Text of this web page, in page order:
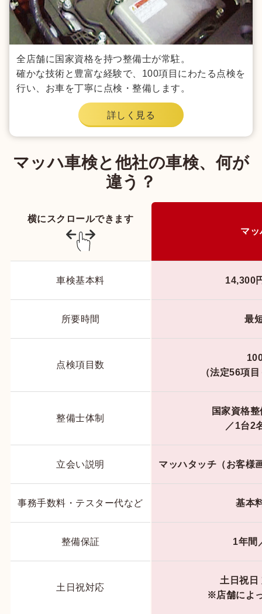
全店舗に国家資格を持つ整備士が常駐。
確かな技術と豊富な経験で、100項目にわたる点検を
行い、お車を丁寧に点検・整備します。
詳しく見る
マッハ車検と他社の車検、何が
違う？
横にスクロールできます
マッ
車検基本料 14,300
所要時間 最
点検項目数
（法定56項
整備士体制
国家資格
／1台2
立会い説明 マッハタッチ（お客様
事務手数料・テスター代など 基本
整備保証 1年間
土日祝対応
土日祝
※店舗によ